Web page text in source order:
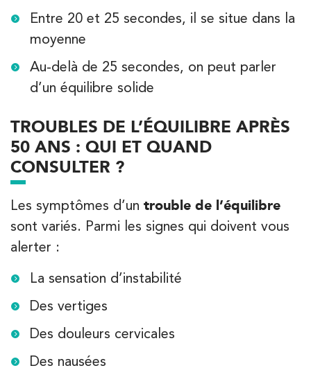
Entre 20 et 25 secondes, il se situe dans la
moyenne
Au-delà de 25 secondes, on peut parler
d’un équilibre solide
TROUBLES DE L’ÉQUILIBRE APRÈS
50 ANS : QUI ET QUAND
CONSULTER ?
Les symptômes d’un trouble de l’équilibre
sont variés. Parmi les signes qui doivent vous
alerter :
La sensation d’instabilité
Des vertiges
Des douleurs cervicales
Des nausées